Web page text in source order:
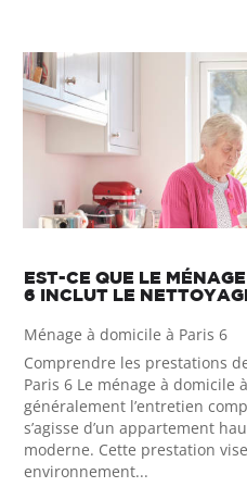
EST-CE QUE LE
6 INCLUT LE
Ménage à domicile à Paris 6
Comprendre les prestations
Paris 6 Le ménage à domicile
généralement l’entretien
s’agisse d’un appartement
moderne. Cette prestation
environnement...